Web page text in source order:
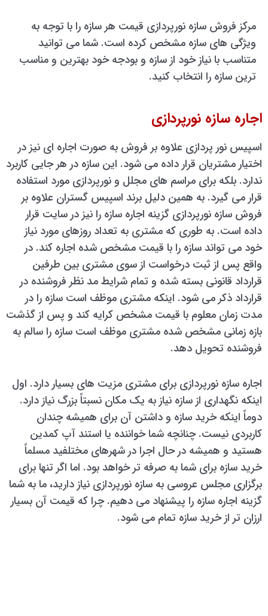
مرکز فروش سازه نورپردازی قیمت هر سازه را با توجه به
ویژگی های سازه مشخص کرده است. شما می توانید
متناسب با نیاز خود از سازه و بودجه خود بهترین و مناسب
ترین سازه را انتخاب کنید.
اجاره سازه نورپردازی
اسپیس نور پردازی علاوه بر فروش به صورت اجاره ای نیز در
اختیار مشتریان قرار داده می شود. این سازه در هر جایی کاربرد
ندارد. بلکه برای مراسم های مجلل و نورپردازی مورد استفاده
قرار می گیرد. به همین دلیل برند اسپیس گستران علاوه بر
فروش سازه نورپردازی گزینه اجاره سازه را نیز در سایت قرار
داده است. به طوری که مشتری به تعداد روزهای مورد نیاز
خود می تواند سازه را با قیمت مشخص شده اجاره کند. در
واقع پس از ثبت درخواست از سوی مشتری بین طرفین
قرارداد قانونی بسته شده و تمام شرایط مد نظر فروشنده در
قرارداد ذکر می شود. اینکه مشتری موظف است سازه را در
مدت زمان معلوم با قیمت مشخص کرایه کند و پس از گذشت
بازه زمانی مشخص شده مشتری موظف است سازه را سالم به
فروشنده تحویل دهد.
اجاره سازه نورپردازی برای مشتری مزیت های بسیار دارد. اول
اینکه نگهداری از سازه نیاز به یک مکان نسبتاً بزرگ نیاز دارد.
دوماً اینکه خرید سازه و داشتن آن برای همیشه چندان
کاربردی نیست. چنانچه شما خواننده یا استند آپ کمدین
هستید و همیشه در حال اجرا در شهرهای مختلفید مسلماً
خرید سازه برای شما به صرفه تر خواهد بود. اما اگر تنها برای
برگزاری مجلس عروسی به سازه نورپردازی نیاز دارید، ما به شما
گزینه اجاره سازه را پیشنهاد می دهیم. چرا که قیمت آن بسیار
ارزان تر از خرید سازه تمام می شود.